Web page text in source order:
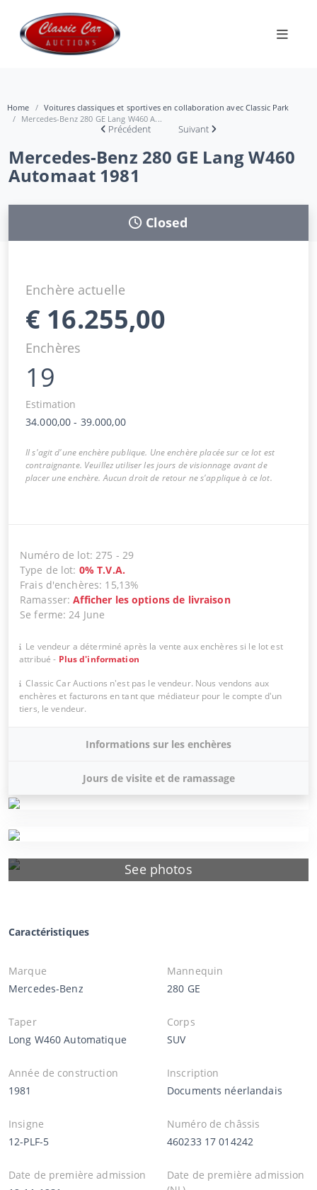
Home
Voitures classiques et sportives en collaboration avec Classic Park
Mercedes-Benz 280 GE Lang W460 A...
Précédent Suivant
Mercedes-Benz 280 GE Lang W460
Automaat 1981
See photos
Closed
Enchère actuelle
€ 16.255,00
Enchères
19
Estimation
34.000,00 - 39.000,00
Il s'agit d'une enchère publique. Une enchère placée sur ce lot est
contraignante. Veuillez utiliser les jours de visionnage avant de
placer une enchère. Aucun droit de retour ne s'applique à ce lot.
Numéro de lot:275 - 29
Type de lot: 0% T.V.A.
Frais d'enchères: 15,13%
Ramasser:Afficher les options de livraison
Se ferme:24 June
Le vendeur a déterminé après la vente aux enchères si le lot est
attribué - Plus d'information
Classic Car Auctions n'est pas le vendeur. Nous vendons aux
enchères et facturons en tant que médiateur pour le compte d'un
tiers, le vendeur.
Informations sur les enchères
Jours de visite et de ramassage
Caractéristiques
Marque
Mercedes-Benz
Mannequin
280 GE
Taper
Long W460 Automatique
Corps
SUV
Année de construction
1981
Inscription
Documents néerlandais
Insigne
12-PLF-5
Numéro de châssis
460233 17 014242
Date de première admission
Date de première admission